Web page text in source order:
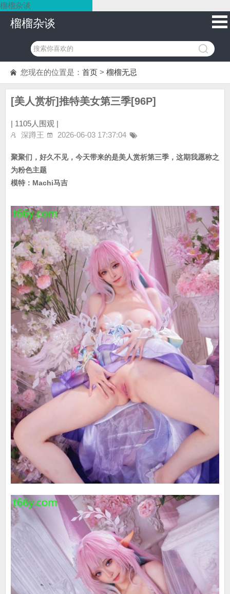
榴榴杂谈
榴榴杂谈
您现在的位置是： 首页 > 榴榴无忌
[美人赏析]推特美女第三季[96P]
| 1105人围观 |
深蹲王
2026-06-03 17:37:04
聚聚们，好久不见，今天带来的是美人赏析第三季，这期我愿称之
为粉色主题
模特：Machi马吉